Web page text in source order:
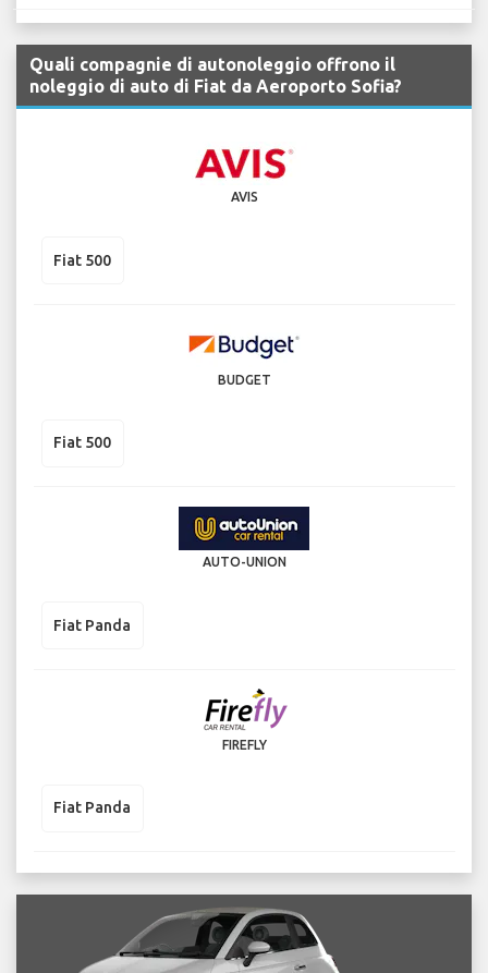
Quali compagnie di autonoleggio offrono il
noleggio di auto di Fiat da Aeroporto Sofia?
AVIS
Fiat 500
BUDGET
Fiat 500
AUTO-UNION
Fiat Panda
FIREFLY
Fiat Panda